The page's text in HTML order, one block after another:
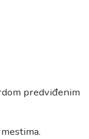
predviđenim